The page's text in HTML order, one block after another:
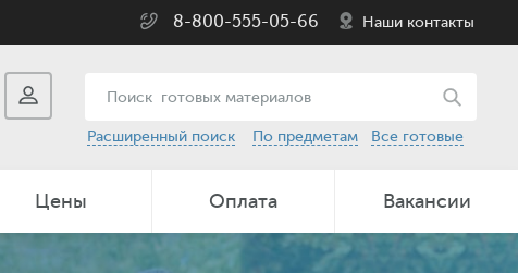
8-800-555-05-66 Наши контакты
Расширенный поиск По предметам Все готовые
Цены Оплата Вакансии